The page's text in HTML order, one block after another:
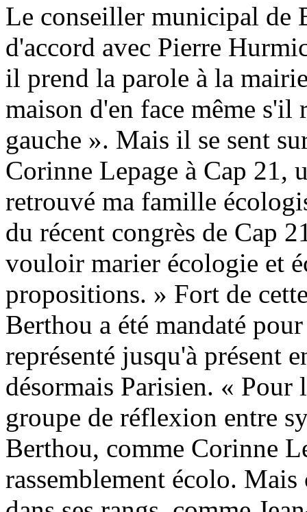
Le conseiller municipal de
d'accord avec Pierre
il prend la parole à la
maison d'en face même s'il
gauche ». Mais il se sent
Corinne Lepage à Cap 21,
retrouvé ma famille
du récent congrès de Cap
vouloir marier écologie et
propositions. » Fort de
Berthou a été mandaté
représenté jusqu'à présent
désormais Parisien. «
groupe de réflexion entre
Berthou, comme Corinne
rassemblement écolo.